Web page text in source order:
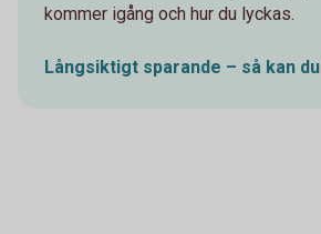
kommer igång och hur du lyckas.
Långsiktigt sparande – så kan du